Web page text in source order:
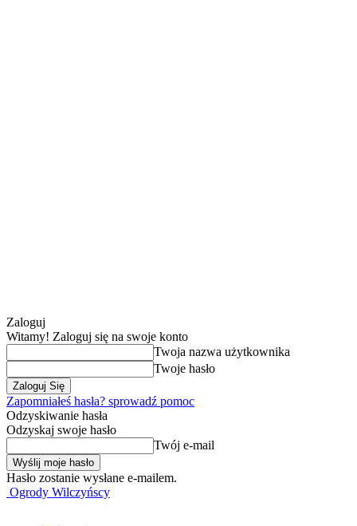
Zaloguj
Witamy! Zaloguj się na swoje konto
Twoja nazwa użytkownika
Twoje hasło
Zapomniałeś hasła? sprowadź pomoc
Odzyskiwanie hasła
Odzyskaj swoje hasło
Twój e-mail
Hasło zostanie wysłane e-mailem.
Ogrody Wilczyńscy